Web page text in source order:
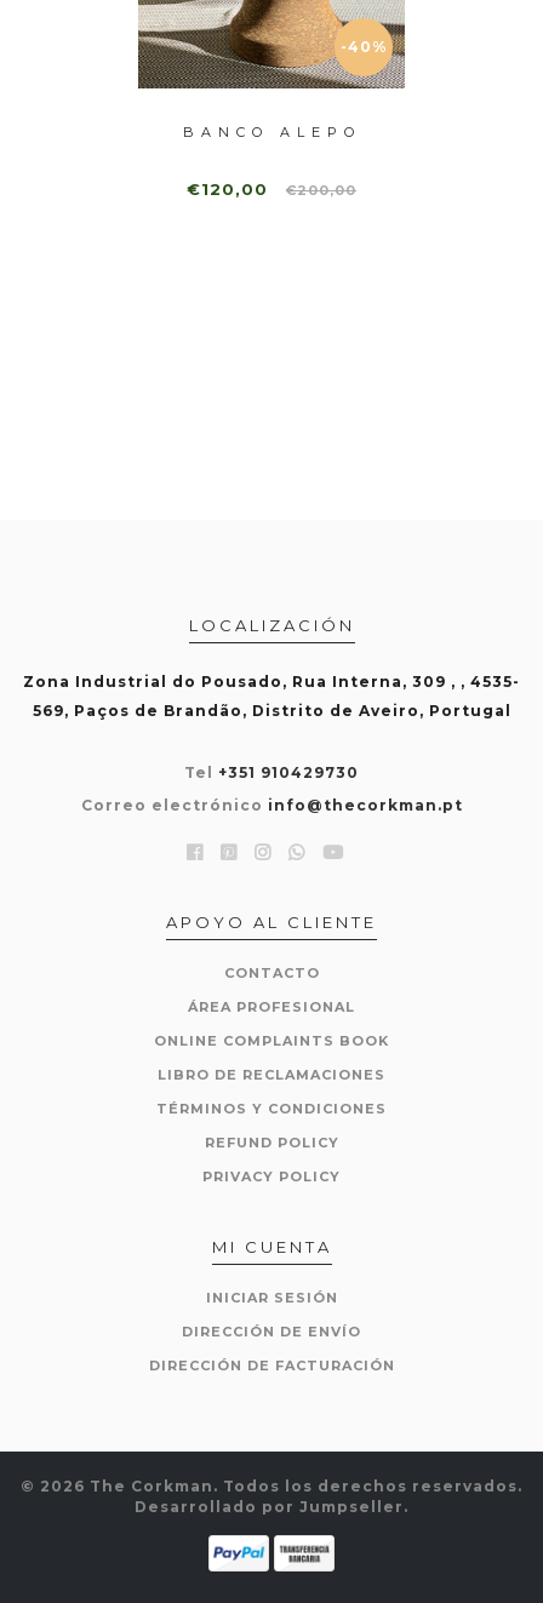
-40%
BANCO ALEPO
€120,00 €200,00
LOCALIZACIÓN
Zona Industrial do Pousado, Rua Interna, 309 , , 4535-
569, Paços de Brandão, Distrito de Aveiro, Portugal
Tel +351 910429730
Correo electrónico info@thecorkman.pt
APOYO AL CLIENTE
CONTACTO
ÁREA PROFESIONAL
ONLINE COMPLAINTS BOOK
LIBRO DE RECLAMACIONES
TÉRMINOS Y CONDICIONES
REFUND POLICY
PRIVACY POLICY
MI CUENTA
INICIAR SESIÓN
DIRECCIÓN DE ENVÍO
DIRECCIÓN DE FACTURACIÓN
© 2026 The Corkman. Todos los derechos reservados.
Desarrollado por Jumpseller .